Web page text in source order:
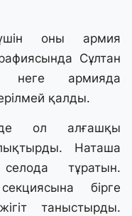
оны армия
Сұлтан
неге армияда
қалды.
ол алғашқы
Наташа
тұратын.
бірге
таныстырды.